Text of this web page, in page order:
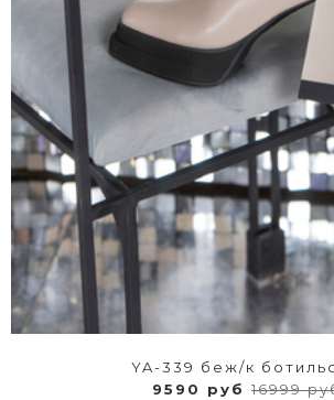
YA-339 беж/к
9590 руб 16999